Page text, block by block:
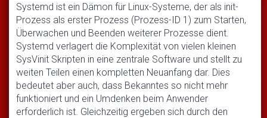
Systemd ist ein Dämon für Linux-Systeme, der als init-
Prozess als erster Prozess (Prozess-ID 1) zum Starten,
Überwachen und Beenden weiterer Prozesse dient.
Systemd verlagert die Komplexität von vielen kleinen
SysVinit Skripten in eine zentrale Software und stellt zu
weiten Teilen einen kompletten Neuanfang dar. Dies
bedeutet aber auch, dass Bekanntes so nicht mehr
funktioniert und ein Umdenken beim Anwender
erforderlich ist. Gleichzeitig ergeben sich durch den